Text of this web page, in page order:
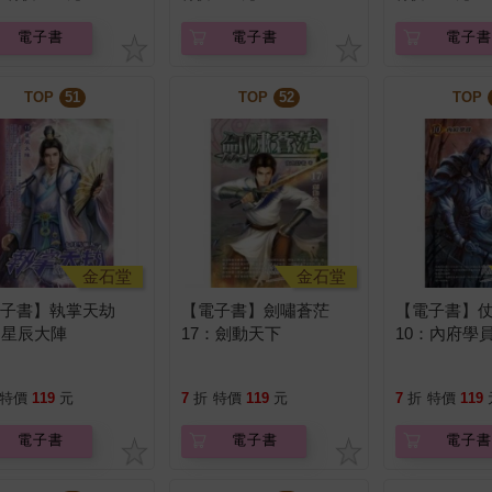
電子書 電子書 電子書
TOP 51
金石堂
書】執掌天劫
辰大陣
特價 119 元
電子書
TOP 52
金石堂
【電子書】劍嘯蒼茫
17：劍動天下
7 折 特價 119 元
電子書
TOP
【電子書】
10：內府學
7 折 特價 119
電子書